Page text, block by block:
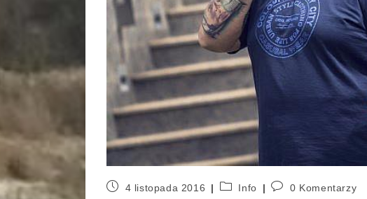
4 listopada 2016 Info 0 Komentarzy